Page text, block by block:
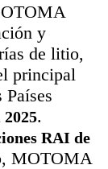
y
de litio,
principal
.
RAI de
MOTOMA